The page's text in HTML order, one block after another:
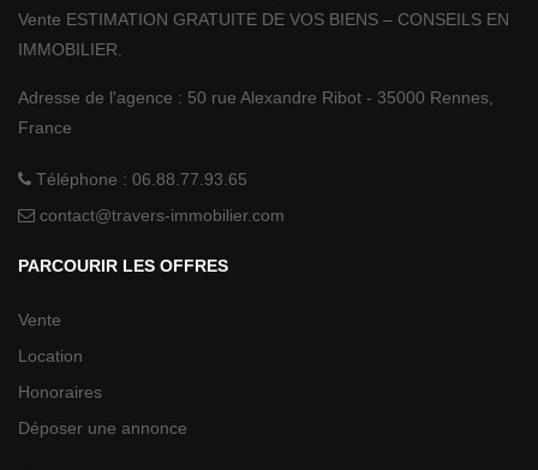
Vente ESTIMATION GRATUITE DE VOS BIENS – CONSEILS EN
IMMOBILIER.
Adresse de l'agence : 50 rue Alexandre Ribot - 35000 Rennes,
France
Téléphone : 06.88.77.93.65
contact@travers-immobilier.com
PARCOURIR LES OFFRES
Vente
Location
Honoraires
Déposer une annonce